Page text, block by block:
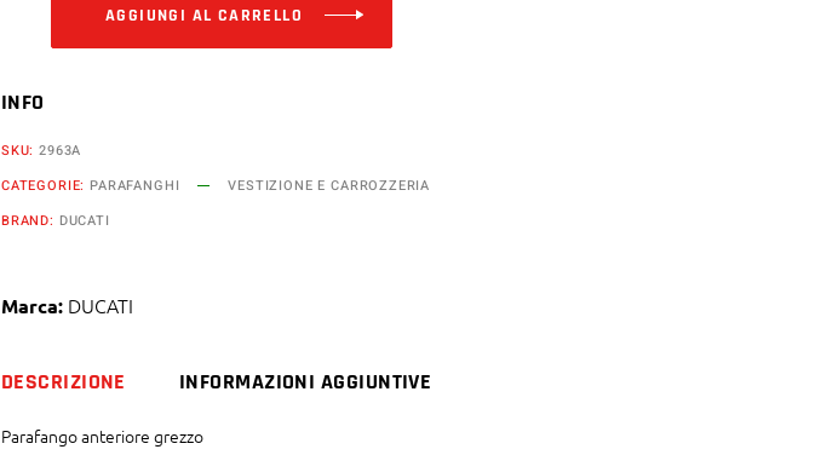
AGGIUNGI AL CARRELLO
INFO
SKU:2963A
CATEGORIE: PARAFANGHI
VESTIZIONE E CARROZZERIA
BRAND: DUCATI
Marca: DUCATI
DESCRIZIONE INFORMAZIONI AGGIUNTIVE
Parafango anteriore grezzo